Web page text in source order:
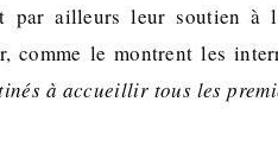
par ailleurs leur soutien à
comme le montrent les
à accueillir tous les